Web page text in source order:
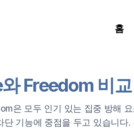
홈
Freedom 비
은 모두 인기 있는 집중 방해
단 기능에 중점을 두고 있습니다